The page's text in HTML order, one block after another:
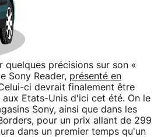
quelques précisions sur son «
Sony Reader, présenté en
ci devrait finalement être
Etats-Unis d'ici cet été. On le
Sony, ainsi que dans les
pour un prix allant de 299
dans un premier temps qu'un